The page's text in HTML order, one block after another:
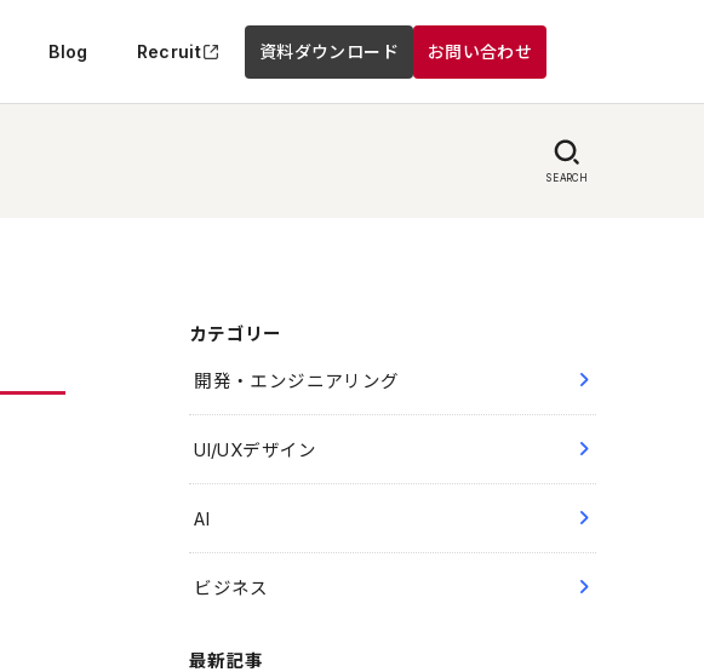
Blog Recruit 資料ダウンロード お問い合わせ
SEARCH
カテゴリー
開発・エンジニアリング
UI/UXデザイン
AI
ビジネス
最新記事